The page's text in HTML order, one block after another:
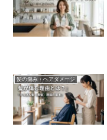
髪の傷み・ヘアダメージ